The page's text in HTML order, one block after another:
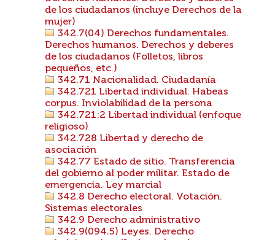
de los ciudadanos (incluye Derechos de la
mujer)
342.7(04) Derechos fundamentales.
Derechos humanos. Derechos y deberes
de los ciudadanos (Folletos, libros
pequeños, etc.)
342.71 Nacionalidad. Ciudadanía
342.721 Libertad individual. Habeas
corpus. Inviolabilidad de la persona
342.721:2 Libertad individual (enfoque
religioso)
342.728 Libertad y derecho de
asociación
342.77 Estado de sitio. Transferencia
del gobierno al poder militar. Estado de
emergencia. Ley marcial
342.8 Derecho electoral. Votación.
Sistemas electorales
342.9 Derecho administrativo
342.9(094.5) Leyes. Derecho